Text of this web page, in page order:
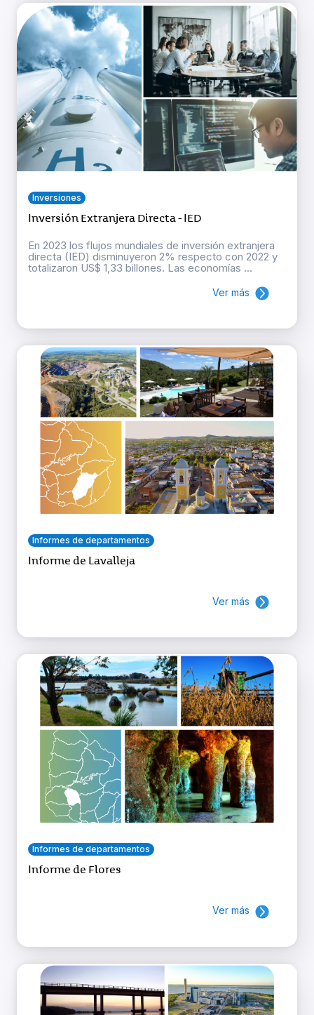
Inversiones
Inversión Extranjera Directa - IED
En 2023 los flujos mundiales de inversión extranjera
directa (IED) disminuyeron 2% respecto con 2022 y
totalizaron US$ 1,33 billones. Las economías ...
Ver más
Informes de departamentos
Informe de Lavalleja
Ver más
Informes de departamentos
Informe de Flores
Ver más